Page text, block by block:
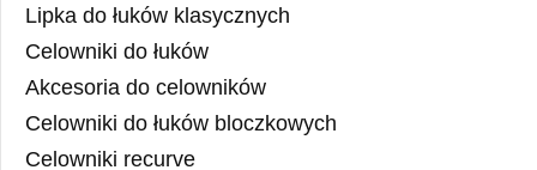
Lipka do łuków klasycznych
Celowniki do łuków
Akcesoria do celowników
Celowniki do łuków bloczkowych
Celowniki recurve